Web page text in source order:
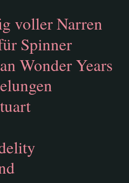
voller Narren
Spinner
Wonder Years